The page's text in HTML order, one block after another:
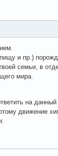
и пр.)
семьи, в
мира.
на данный
движение